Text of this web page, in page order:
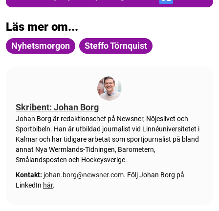
Läs mer om...
Nyhetsmorgon Steffo Törnquist
Skribent: Johan Borg
Johan Borg är redaktionschef på Newsner, Nöjeslivet och
Sportbibeln. Han är utbildad journalist vid Linnéuniversitetet i
Kalmar och har tidigare arbetat som sportjournalist på bland
annat Nya Wermlands-Tidningen, Barometern,
Smålandsposten och Hockeysverige.
Kontakt: johan.borg@newsner.com. Följ Johan Borg på
LinkedIn här.